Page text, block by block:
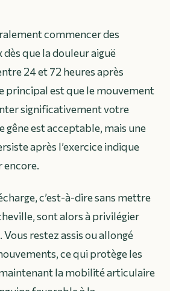
commencer des
que la douleur aiguë
24 et 72 heures après
principal est que le mouvement
significativement votre
gêne est acceptable, mais une
après l’exercice indique
encore.
c’est-à-dire sans mettre
sont alors à privilégier
restez assis ou allongé
ce qui protège les
la mobilité articulaire